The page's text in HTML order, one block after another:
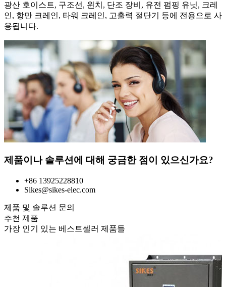
광산 호이스트, 구조선, 윈치, 단조 장비, 유전 펌핑 유닛, 크레
인, 항만 크레인, 타워 크레인, 고출력 절단기 등에 전용으로 사
용됩니다.
제품이나 솔루션에 대해 궁금한 점이 있으신가요?
+86 13925228810
Sikes@sikes-elec.com
제품 및 솔루션 문의
추천 제품
가장 인기 있는 베스트셀러 제품들